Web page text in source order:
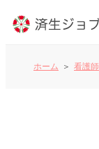
ホーム 看護師